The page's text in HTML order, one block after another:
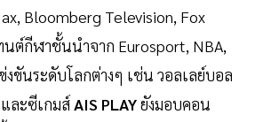
Bloomberg Television, Fox
ต์กีฬาชั้นนำจาก Eurosport, NBA,
งขันระดับโลกต่างๆ เช่น วอลเลย์บอล
ละซีเกมส์AIS PLAYยังมอบคอน